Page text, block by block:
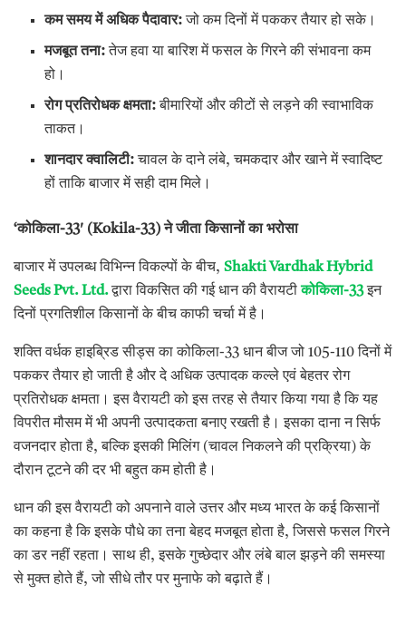
कम समय में अधिक पैदावार:जो कम दिनों में पककर तैयार हो सके।
मजबूत तना:तेज हवा या बारिश में फसल के गिरने की संभावना कम
हो।
रोग प्रतिरोधक क्षमता:बीमारियों और कीटों से लड़ने की स्वाभाविक
ताकत।
शानदार क्वालिटी:चावल के दाने लंबे, चमकदार और खाने में स्वादिष्ट
हों ताकि बाजार में सही दाम मिले।
‘कोकिला-33′ (Kokila-33)ने जीता किसानों का भरोसा
बाजार में उपलब्ध विभिन्न विकल्पों के बीच, Shakti Vardhak Hybrid
Seeds Pvt. Ltd.द्वारा विकसित की गई धान की वैरायटीकोकिला-33इन
दिनों प्रगतिशील किसानों के बीच काफी चर्चा में है।
शक्ति वर्धक हाइब्रिड सीड्स का कोकिला-33 धान बीज जो 105-110 दिनों में
पककर तैयार हो जाती है और दे अधिक उत्पादक कल्ले एवं बेहतर रोग
प्रतिरोधक क्षमता। इस वैरायटी को इस तरह से तैयार किया गया है कि यह
विपरीत मौसम में भी अपनी उत्पादकता बनाए रखती है। इसका दाना न सिर्फ
वजनदार होता है, बल्कि इसकी मिलिंग (चावल निकलने की प्रक्रिया) के
दौरान टूटने की दर भी बहुत कम होती है।
धान की इस वैरायटी को अपनाने वाले उत्तर और मध्य भारत के कई किसानों
का कहना है कि इसके पौधे का तना बेहद मजबूत होता है, जिससे फसल गिरने
का डर नहीं रहता। साथ ही, इसके गुच्छेदार और लंबे बाल झड़ने की समस्या
से मुक्त होते हैं, जो सीधे तौर पर मुनाफे को बढ़ाते हैं।